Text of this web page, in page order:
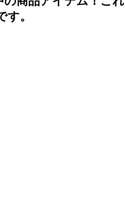
の商品アイテム！こ
す。